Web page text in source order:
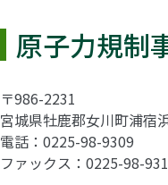
原子力規制
〒986-2231
宮城県牡鹿郡女川町浦
電話：0225-98-9309
ファックス：0225-98-